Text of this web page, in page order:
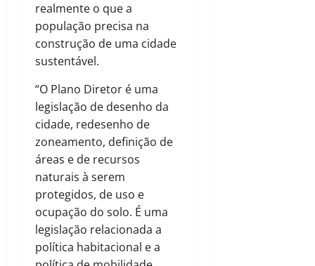
realmente o que a
população precisa na
construção de uma cidade
sustentável.
“O Plano Diretor é uma
legislação de desenho da
cidade, redesenho de
zoneamento, definição de
áreas e de recursos
naturais à serem
protegidos, de uso e
ocupação do solo. É uma
legislação relacionada a
política habitacional e a